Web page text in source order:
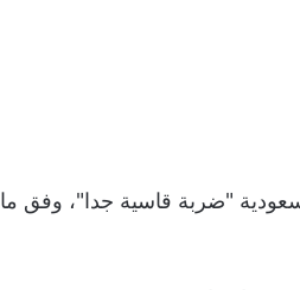
"ضربة قاسية جدا"، وفق ما